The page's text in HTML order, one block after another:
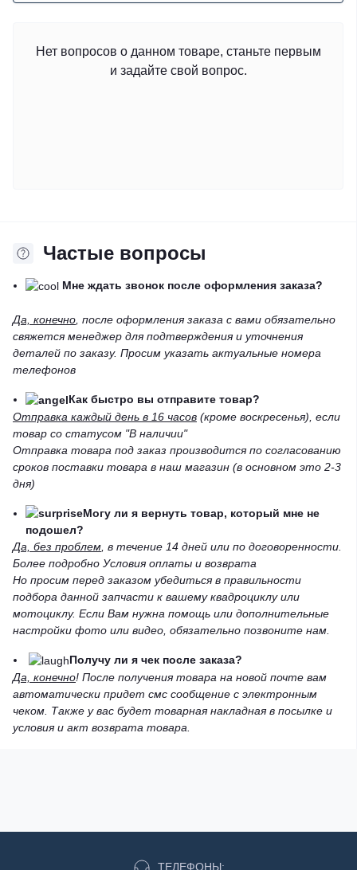
Нет вопросов о данном товаре, станьте первым
и задайте свой вопрос.
Частые вопросы
Мне ждать звонок после оформления заказа?
Да, конечно , после оформления заказа с вами обязательно
свяжется менеджер для подтверждения и уточнения
деталей по заказу. Просим указать актуальные номера
телефонов
Как быстро вы отправите товар?
Отправка каждый день в 16 часов (кроме воскресенья), если
товар со статусом "В наличии"
Отправка товара под заказ производится по согласованию
сроков поставки товара в наш магазин (в основном это 2-3
дня)
Могу ли я вернуть товар, который мне не
подошел?
Да, без проблем, в течение 14 дней или по договоренности.
Более подробно Условия оплаты и возврата
Но просим перед заказом убедиться в правильности
подбора данной запчасти к вашему квадроциклу или
мотоциклу. Если Вам нужна помощь или дополнительные
настройки фото или видео, обязательно позвоните нам.
Получу ли я чек после заказа?
Да, конечно! После получения товара на новой почте вам
автоматически придет смс сообщение с электронным
чеком. Также у вас будет товарная накладная в посылке и
условия и акт возврата товара.
ТЕЛЕФОНЫ: